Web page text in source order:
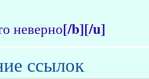
неверно[/b][/u]
ссылок